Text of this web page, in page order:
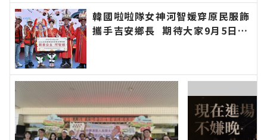
韓國啦啦隊女神河智媛穿原民服飾
攜手吉安鄉長 期待大家9月5日參
站各類新聞－最快速的今日新聞報
導 最新的在地資訊！